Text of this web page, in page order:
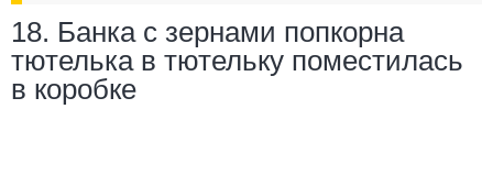
18. Банка с зернами попкорна
тютелька в тютельку поместилась
в коробке